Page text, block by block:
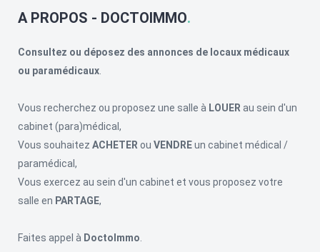
A PROPOS - DOCTOIMMO
Consultez ou déposez des annonces de locaux médicaux
ou paramédicaux.
Vous recherchez ou proposez une salle à LOUER au sein d'un
cabinet (para)médical,
Vous souhaitez ACHETER ou VENDREun cabinet médical /
paramédical,
Vous exercez au sein d'un cabinet et vous proposez votre
salle en PARTAGE,
Faites appel à DoctoImmo.